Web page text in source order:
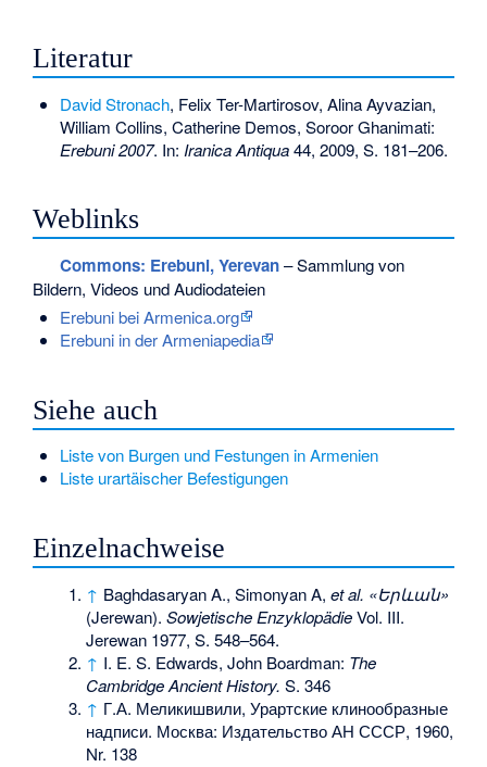
Literatur
David Stronach, Felix Ter-Martirosov, Alina Ayvazian,
William Collins, Catherine Demos, Soroor Ghanimati:
Erebuni 2007. In: Iranica Antiqua44, 2009, S. 181–206.
Weblinks
Commons: Erebuni, Yerevan– Sammlung von
Bildern, Videos und Audiodateien
Erebuni bei Armenica.org
Erebuni in der Armeniapedia
Siehe auch
Liste von Burgen und Festungen in Armenien
Liste urartäischer Befestigungen
Einzelnachweise
↑ Baghdasaryan A., Simonyan A, et al. «Երևան»
(Jerewan).Sowjetische EnzyklopädieVol. III.
Jerewan 1977, S. 548–564.
↑ I. E. S. Edwards, John Boardman: The
Cambridge Ancient History. S. 346
↑ Г.А. Меликишвили, Урартские клинообразные
надписи. Москва: Издательство АН СССР, 1960,
Nr. 138